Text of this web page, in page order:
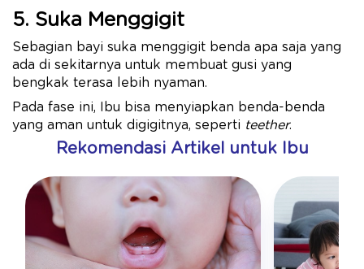
5. Suka Menggigit
Sebagian bayi suka menggigit benda apa saja yang
ada di sekitarnya untuk membuat gusi yang
bengkak terasa lebih nyaman.
Pada fase ini, Ibu bisa menyiapkan benda-benda
yang aman untuk digigitnya, seperti teether.
Rekomendasi Artikel untuk Ibu